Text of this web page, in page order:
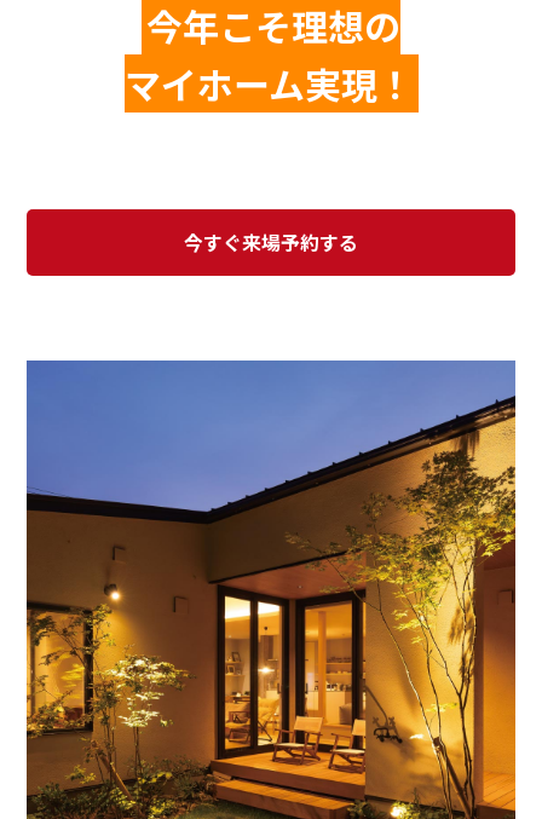
今年こそ理想の
マイホーム実現！
今すぐ来場予約する